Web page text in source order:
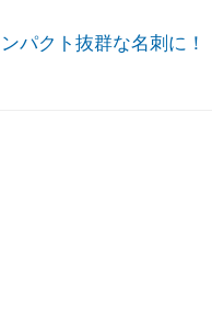
パクト抜群な名刺に！